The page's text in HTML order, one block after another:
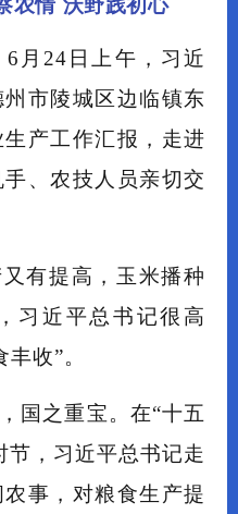
农情 沃野践初心
月24日上午，习近
市陵城区边临镇东
产工作汇报，走进
、农技人员亲切交
有提高，玉米播种
习近平总书记很高
收”。
国之重宝。在“十五
节，习近平总书记走
事，对粮食生产提